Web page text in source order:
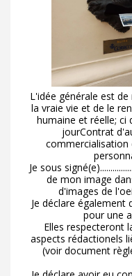
L'idée générale est
la vraie vie et de le
humaine et réelle; ci
jourContrat
commercialisation
Je sous
de mon image
d'images de
Je déclare également
pour une
Elles respecteront
aspects rédactionels
(voir document